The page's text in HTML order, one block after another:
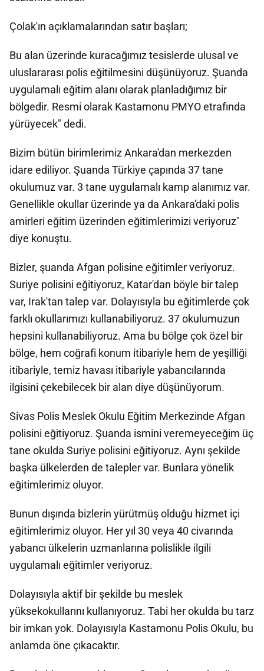
Çolak'ın açıklamalarından satır başları;
Bu alan üzerinde kuracağımız tesislerde ulusal ve
uluslararası polis eğitilmesini düşünüyoruz. Şuanda
uygulamalı eğitim alanı olarak planladığımız bir
bölgedir. Resmi olarak Kastamonu PMYO etrafında
yürüyecek" dedi.
Bizim bütün birimlerimiz Ankara'dan merkezden
idare ediliyor. Şuanda Türkiye çapında 37 tane
okulumuz var. 3 tane uygulamalı kamp alanımız var.
Genellikle okullar üzerinde ya da Ankara'daki polis
amirleri eğitim üzerinden eğitimlerimizi veriyoruz"
diye konuştu.
Bizler, şuanda Afgan polisine eğitimler veriyoruz.
Suriye polisini eğitiyoruz, Katar'dan böyle bir talep
var, Irak'tan talep var. Dolayısıyla bu eğitimlerde çok
farklı okullarımızı kullanabiliyoruz. 37 okulumuzun
hepsini kullanabiliyoruz. Ama bu bölge çok özel bir
bölge, hem coğrafi konum itibariyle hem de yeşilliği
itibariyle, temiz havası itibariyle yabancılarında
ilgisini çekebilecek bir alan diye düşünüyorum.
Sivas Polis Meslek Okulu Eğitim Merkezinde Afgan
polisini eğitiyoruz. Şuanda ismini veremeyeceğim üç
tane okulda Suriye polisini eğitiyoruz. Aynı şekilde
başka ülkelerden de talepler var. Bunlara yönelik
eğitimlerimiz oluyor.
Bunun dışında bizlerin yürütmüş olduğu hizmet içi
eğitimlerimiz oluyor. Her yıl 30 veya 40 civarında
yabancı ülkelerin uzmanlarına polislikle ilgili
uygulamalı eğitimler veriyoruz.
Dolayısıyla aktif bir şekilde bu meslek
yüksekokullarını kullanıyoruz. Tabi her okulda bu tarz
bir imkan yok. Dolayısıyla Kastamonu Polis Okulu, bu
anlamda öne çıkacaktır.